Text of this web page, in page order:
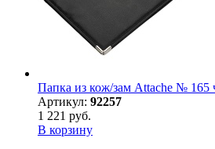
Папка из кож/зам Attache № 165
Артикул: 92257
1 221 руб.
В корзину